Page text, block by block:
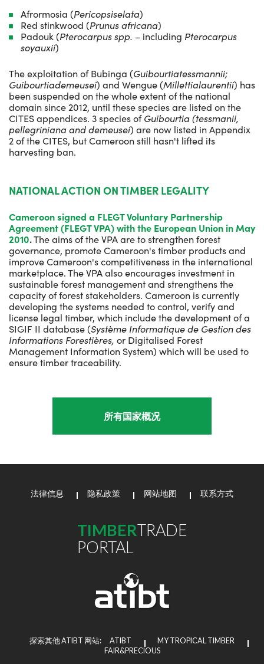
Afrormosia (Pericopsiselata)
Red stinkwood (Prunus africana)
Padouk (Pterocarpus spp. – including Pterocarpus
soyauxii)
The exploitation of Bubinga (Guibourtiatessmannii;
Guibourtiademeusei) and Wengue (Millettialaurentii) has
been suspended on the whole extent of the national
domain since 2012, until these species are listed on the
CITES appendices. 3 species of Guibourtia (tessmanii,
pellegriniana and demeusei) are now listed in Appendix
2 of the CITES, but Cameroon still hasn't lifted its
harvesting ban.
NATIONAL ACTION ON TIMBER LEGALITY
Cameroon signed a FLEGT Voluntary Partnership
Agreement (FLEGT VPA) with the European Union in May
2010.The aims of the VPA are to strengthen forest
governance, promote Cameroon's timber products and
improve Cameroon's competitiveness in the international
marketplace. The VPA also encourages investment in
sustainable forest management and strengthens the
capacity of forest stakeholders. Cameroon is currently
developing the systems needed to control, verify and
license legal timber, which include the development of a
SIGIF II database (Système Informatique de Gestion des
Informations Forestières, or Digitalised Forest
Management Information System) which will be used to
ensure timber traceability.
所有国家概况
法律信息 隐私政策 网站地图 联系方式
TIMBERTRADE
PORTAL
探索其他 ATIBT 网站: ATIBT
MY TROPICAL TIMBER
FAIR&PRECIOUS